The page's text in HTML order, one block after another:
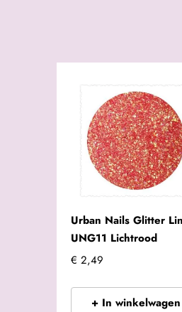
Urban Nails Glitter
UNG11 Lichtrood
€ 2,49
+ In winkelwagen